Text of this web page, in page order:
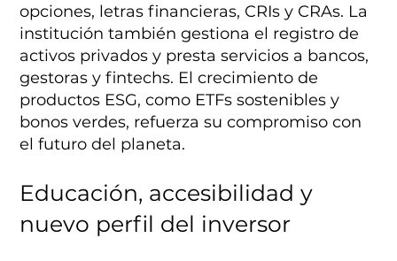
opciones, letras financieras, CRIs y CRAs. La
institución también gestiona el registro de
activos privados y presta servicios a bancos,
gestoras y fintechs. El crecimiento de
productos ESG, como ETFs sostenibles y
bonos verdes, refuerza su compromiso con
el futuro del planeta.
Educación, accesibilidad y
nuevo perfil del inversor